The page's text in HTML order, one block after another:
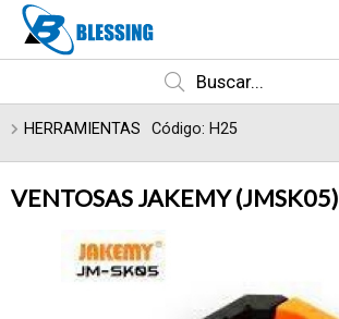
Enviar a email
Enviar
HERRAMIENTAS Código: H25
VENTOSAS JAKEMY (JMSK05)